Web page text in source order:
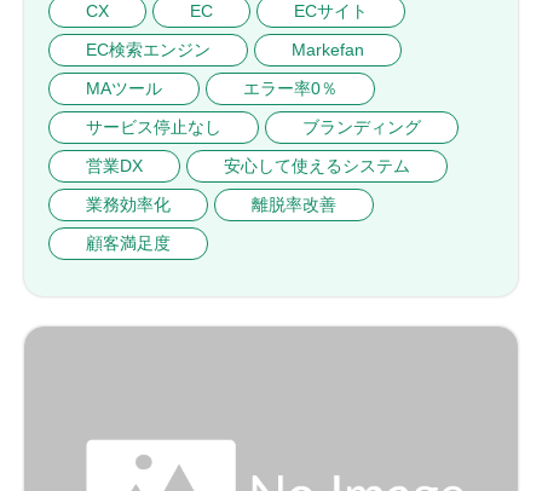
CX
EC
ECサイト
EC検索エンジン
Markefan
MAツール
エラー率0％
サービス停止なし
ブランディング
営業DX
安心して使えるシステム
業務効率化
離脱率改善
顧客満足度